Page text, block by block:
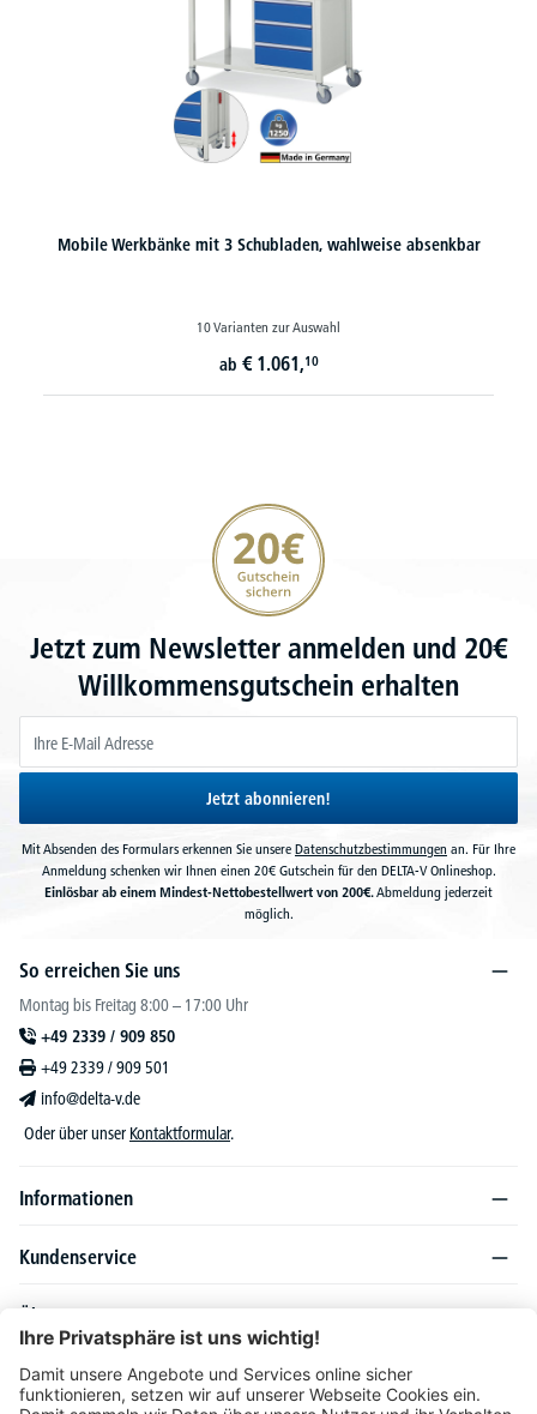
Mobile Werkbänke mit 3 Schubladen, wahlweise absenkbar
10 Varianten zur Auswahl
ab € 1.061,10
20€ Gutschein sichern
Jetzt zum Newsletter anmelden und 20€
Willkommensgutschein erhalten
Jetzt abonnieren!
Mit Absenden des Formulars erkennen Sie unsere Datenschutzbestimmungen an. Für Ihre
Anmeldung schenken wir Ihnen einen 20€ Gutschein für den DELTA-V Onlineshop.
Einlösbar ab einem Mindest-Nettobestellwert von 200€.Abmeldung jederzeit
möglich.
So erreichen Sie uns
Montag bis Freitag 8:00 – 17:00 Uhr
+49 2339 / 909 850
+49 2339 / 909 501
info@delta-v.de
Oder über unser Kontaktformular.
Informationen
Kundenservice
Über DELTA-V
Produktsortiment